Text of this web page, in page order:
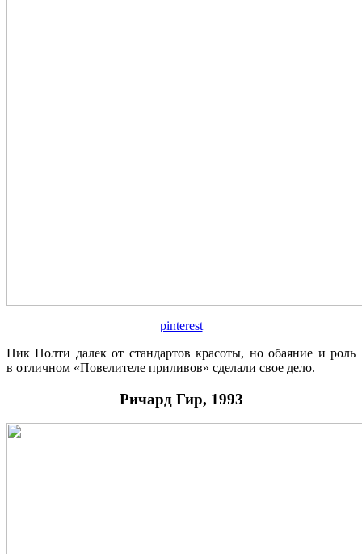
pinterest
Ник Нолти далек от стандартов красоты, но обаяние и роль
в отличном «Повелителе приливов» сделали свое дело.
Ричард Гир, 1993